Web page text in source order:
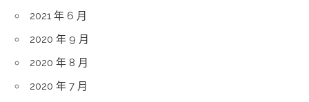
2021 年 6 月
2020 年 9 月
2020 年 8 月
2020 年 7 月